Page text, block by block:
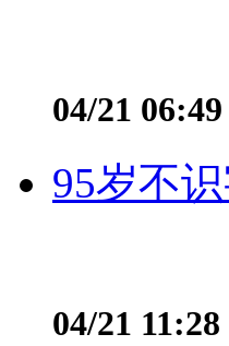
04/21 06:49
95岁不
04/21 11:28